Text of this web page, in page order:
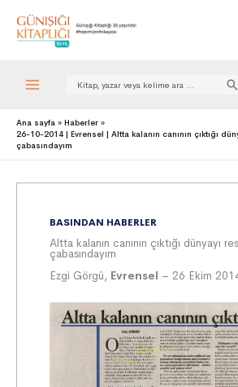
Search
Ana sayfa
Haberler
26-10-2014 | Evrensel | Altta kalanın canının çıktığı
çabasındayım
BASINDAN HABERLER
Altta kalanın canının çıktığı dünyayı
çabasındayım
Ezgi Görgü, Evrensel – 26 Ekim